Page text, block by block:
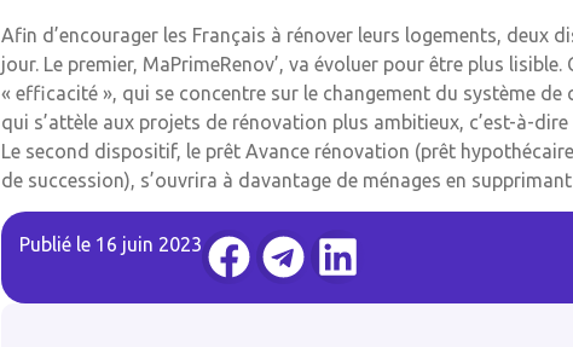
Afin d’encourager les Français à rénover leurs logements,
jour. Le premier, MaPrimeRenov’, va évoluer pour être plus
« efficacité », qui se concentre sur le changement du système
qui s’attèle aux projets de rénovation plus ambitieux, c’est-à-
Le second dispositif, le prêt Avance rénovation (prêt
de succession), s’ouvrira à davantage de ménages en
Publié le 16 juin 2023